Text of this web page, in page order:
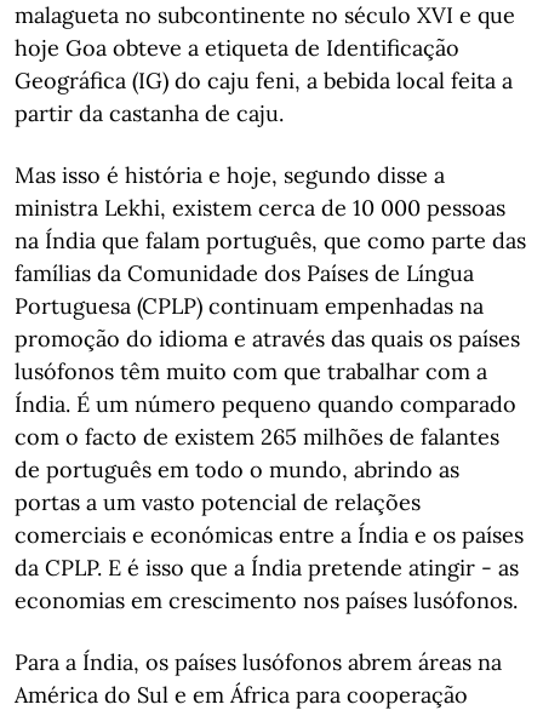
malagueta no subcontinente no século XVI e que
hoje Goa obteve a etiqueta de Identificação
Geográfica (IG) do caju feni, a bebida local feita a
partir da castanha de caju.
Mas isso é história e hoje, segundo disse a
ministra Lekhi, existem cerca de 10 000 pessoas
na Índia que falam português, que como parte das
famílias da Comunidade dos Países de Língua
Portuguesa (CPLP) continuam empenhadas na
promoção do idioma e através das quais os países
lusófonos têm muito com que trabalhar com a
Índia. É um número pequeno quando comparado
com o facto de existem 265 milhões de falantes
de português em todo o mundo, abrindo as
portas a um vasto potencial de relações
comerciais e económicas entre a Índia e os países
da CPLP. E é isso que a Índia pretende atingir - as
economias em crescimento nos países lusófonos.
Para a Índia, os países lusófonos abrem áreas na
América do Sul e em África para cooperação